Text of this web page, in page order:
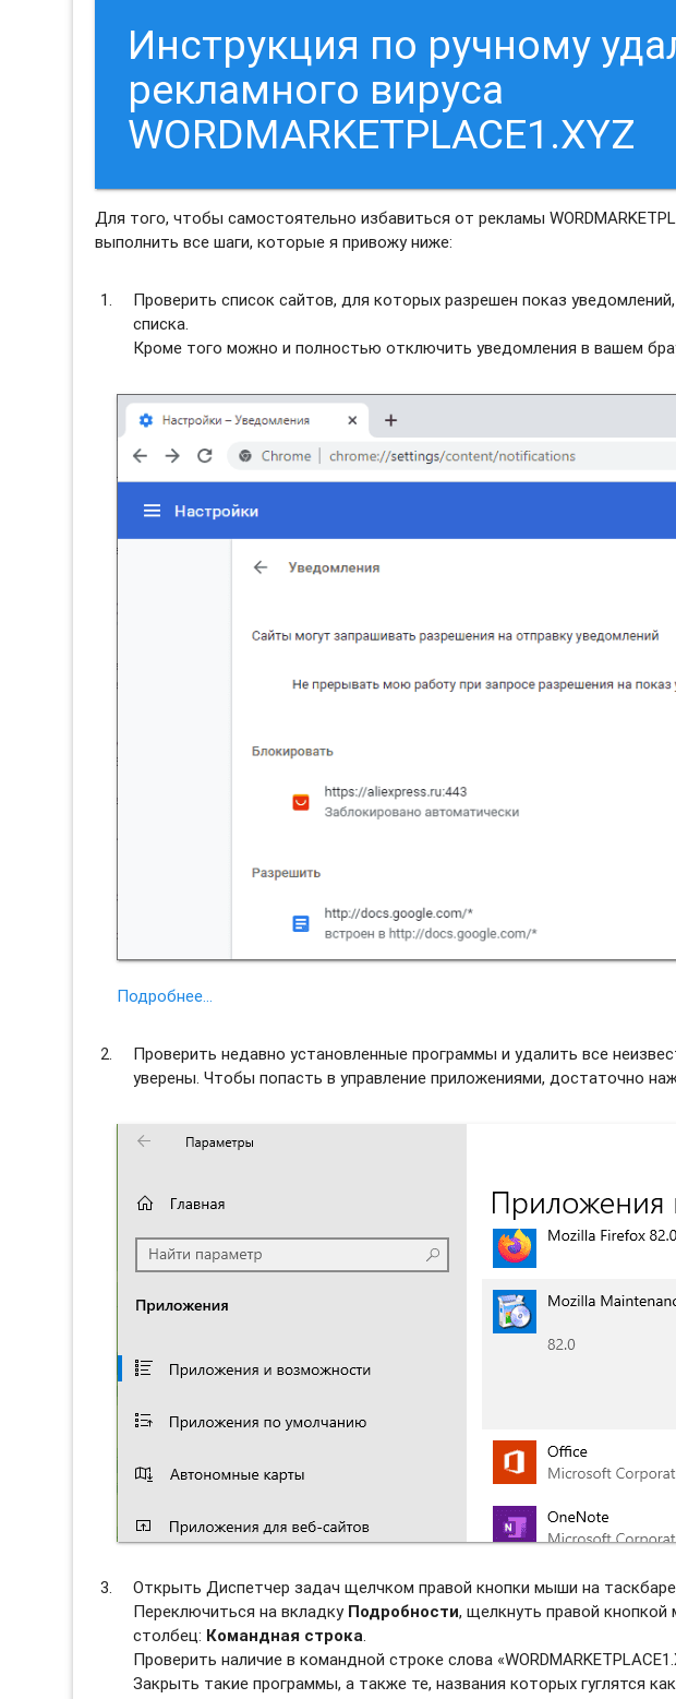
Инструкция по ручному
рекламного вируса
WORDMARKETPLACE1.XYZ
Для того, чтобы самостоятельно избавиться от рекламы
выполнить все шаги, которые я привожу ниже:
Проверить список сайтов, для которых разрешен показ
списка.
Кроме того можно и полностью отключить уведомления в вашем
Подробнее…
Проверить недавно установленные программы и удалить все
уверены. Чтобы попасть в управление приложениями, достаточно
Открыть Диспетчер задач щелчком правой кнопки мыши на
Переключиться на вкладку Подробности, щелкнуть правой
столбец: Командная строка
Проверить наличие в командной строке слова
Закрыть такие программы, а также те, названия которых гуглятся